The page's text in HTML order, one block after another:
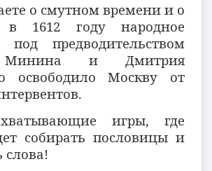
о смутном времени и о
1612 году народное
под предводительством
и Дмитрия
освободило Москву от
игры, где
собирать пословицы и
слова!